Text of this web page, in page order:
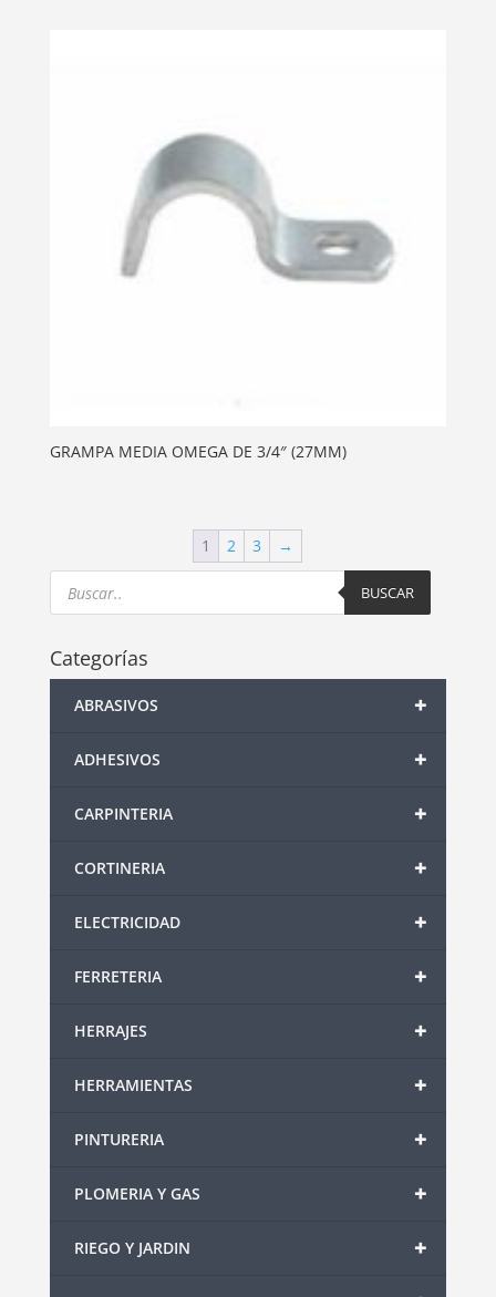
GRAMPA MEDIA OMEGA DE 3/4″ (27MM)
1 2 3
→
Products
search BUSCAR
Categorías
+
ABRASIVOS
+
ADHESIVOS
+
CARPINTERIA
+
CORTINERIA
+
ELECTRICIDAD
+
FERRETERIA
+
HERRAJES
+
HERRAMIENTAS
+
PINTURERIA
+
PLOMERIA Y GAS
+
RIEGO Y JARDIN